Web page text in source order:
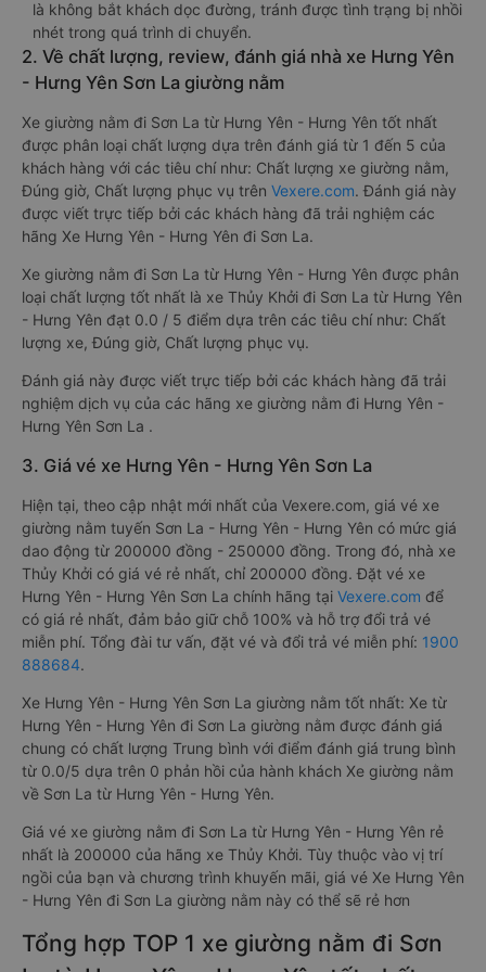
là không bắt khách dọc đường, tránh được tình trạng bị nhồi
nhét trong quá trình di chuyển.
2. Về chất lượng, review, đánh giá nhà xe Hưng Yên
- Hưng Yên Sơn La giường nằm
Xe giường nằm đi Sơn La từ Hưng Yên - Hưng Yên tốt nhất
được phân loại chất lượng dựa trên đánh giá từ 1 đến 5 của
khách hàng với các tiêu chí như: Chất lượng xe giường nằm,
Đúng giờ, Chất lượng phục vụ trên Vexere.com. Đánh giá này
được viết trực tiếp bởi các khách hàng đã trải nghiệm các
hãng Xe Hưng Yên - Hưng Yên đi Sơn La.
Xe giường nằm đi Sơn La từ Hưng Yên - Hưng Yên được phân
loại chất lượng tốt nhất là xe Thủy Khởi đi Sơn La từ Hưng Yên
- Hưng Yên đạt 0.0 / 5 điểm dựa trên các tiêu chí như: Chất
lượng xe, Đúng giờ, Chất lượng phục vụ.
Đánh giá này được viết trực tiếp bởi các khách hàng đã trải
nghiệm dịch vụ của các hãng xe giường nằm đi Hưng Yên -
Hưng Yên Sơn La .
3. Giá vé xe Hưng Yên - Hưng Yên Sơn La
Hiện tại, theo cập nhật mới nhất của Vexere.com, giá vé xe
giường nằm tuyến Sơn La - Hưng Yên - Hưng Yên có mức giá
dao động từ 200000 đồng - 250000 đồng. Trong đó, nhà xe
Thủy Khởi có giá vé rẻ nhất, chỉ 200000 đồng. Đặt vé xe
Hưng Yên - Hưng Yên Sơn La chính hãng tại Vexere.com để
có giá rẻ nhất, đảm bảo giữ chỗ 100% và hỗ trợ đổi trả vé
miễn phí. Tổng đài tư vấn, đặt vé và đổi trả vé miễn phí: 1900
888684.
Xe Hưng Yên - Hưng Yên Sơn La giường nằm tốt nhất: Xe từ
Hưng Yên - Hưng Yên đi Sơn La giường nằm được đánh giá
chung có chất lượng Trung bình với điểm đánh giá trung bình
từ 0.0/5 dựa trên 0 phản hồi của hành khách Xe giường nằm
về Sơn La từ Hưng Yên - Hưng Yên.
Giá vé xe giường nằm đi Sơn La từ Hưng Yên - Hưng Yên rẻ
nhất là 200000 của hãng xe Thủy Khởi. Tùy thuộc vào vị trí
ngồi của bạn và chương trình khuyến mãi, giá vé Xe Hưng Yên
- Hưng Yên đi Sơn La giường nằm này có thể sẽ rẻ hơn
Tổng hợp TOP 1 xe giường nằm đi Sơn